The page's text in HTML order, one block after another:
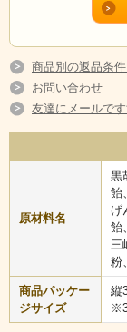
商品別の返品条
お問い合わせ
友達にメールで
原材料名
黒
飴
げ
飴
三
粉
商品パッケー
ジサイズ
縦